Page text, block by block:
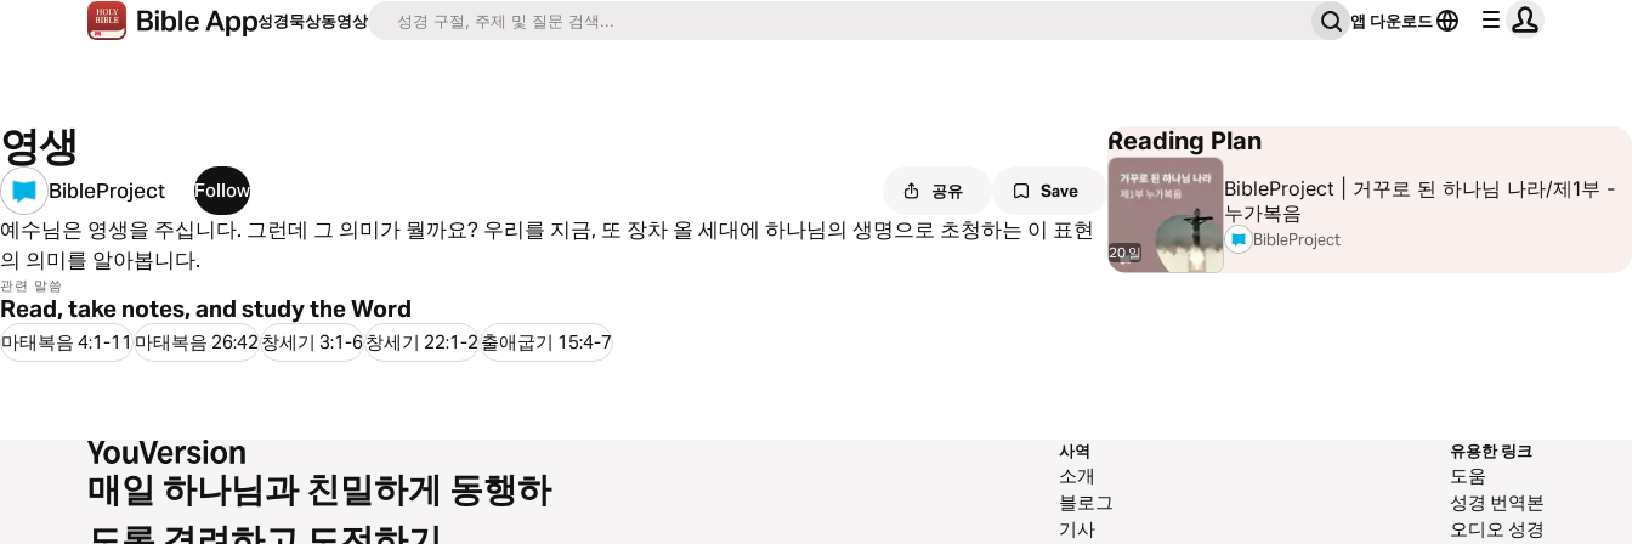
성경묵상동영상 앱 다운로드
영생
BibleProject Follow 공유 Save
예수님은 영생을 주십니다. 그런데 그 의미가 뭘까요? 우리를 지금, 또 장차 올 세대에 하나님의 생명으로 초청하는 이 표현
의 의미를 알아봅니다.
관련 말씀
Read, take notes, and study the Word
마태복음 4:1-11마태복음 26:42창세기 3:1-6창세기 22:1-2출애굽기 15:4-7
Reading Plan
20 일
BibleProject | 거꾸로 된 하나님 나라/제1부 -
누가복음
BibleProject
매일 하나님과 친밀하게 동행하
사역
소개
블로그
기사
유용한 링크
도움
성경 번역본
오디오 성경